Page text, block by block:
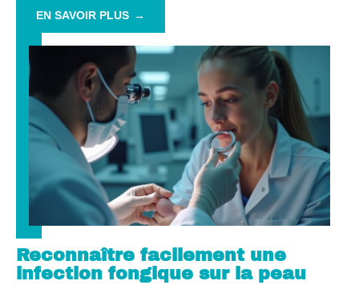
EN SAVOIR PLUS
Reconnaître facilement une
infection fongique sur la peau